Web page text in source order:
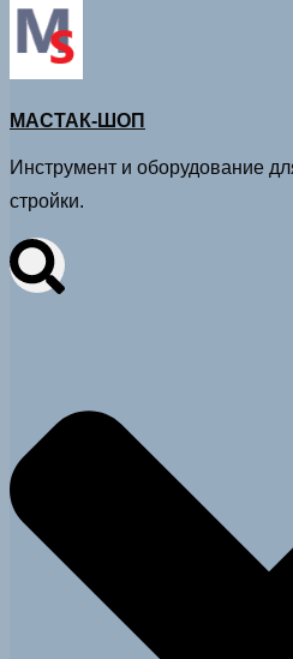
МАСТАК-ШОП
Инструмент и оборудование
стройки.